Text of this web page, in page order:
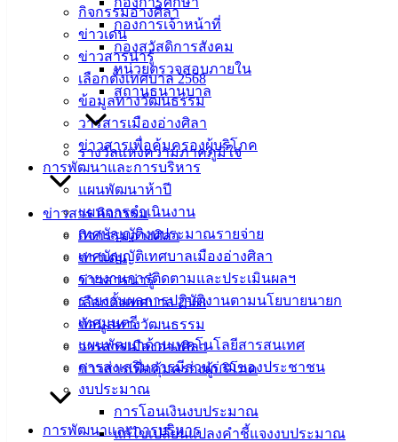
กิจกรรมอ่างศิลา
ข่าวเด่น
ข่าวสารน่ารู้
เลือกตั้งเทศบาล 2568
ข้อมูลทางวัฒนธรรม
วารสารเมืองอ่างศิลา
ข่าวสารเพื่อคุ้มครองผู้บริโภค
การพัฒนาและการบริหาร
แผนพัฒนาห้าปี
แผนการดำเนินงาน
เทศบัญญัติงบประมาณรายจ่าย
เทศบัญญัติเทศบาลเมืองอ่างศิลา
รายงานการติดตามและประเมินผลฯ
รายงานผลการปฏิบัติงานตามนโยบายนายก
เทศมนตรี
แผนพัฒนาด้านเทคโนโลยีสารสนเทศ
การส่งเสริมการมีส่วนร่วมของประชาชน
งบประมาณ
การโอนเงินงบประมาณ
แก้ไขเปลี่ยนแปลงคำชี้แจงงบประมาณ
กองการเจ้าหน้าที่
กองสวัสดิการสังคม
หน่วยตรวจสอบภายใน
สถานธนานุบาล
รางวัลแห่งความภาคภูมิใจ
ข่าวสาร กิจกรรม
กิจกรรมอ่างศิลา
ข่าวเด่น
ข่าวสารน่ารู้
เลือกตั้งเทศบาล 2568
ข้อมูลทางวัฒนธรรม
วารสารเมืองอ่างศิลา
ข่าวสารเพื่อคุ้มครองผู้บริโภค
การพัฒนาและการบริหาร
แห่เทียนพรรษา 2569
21 ก.ค. 2569 ผู้ชนะการเสนอราคา วัสดุก่อสร้าง 4 รายการ
(สำนักปลัดเทศบาล)
21 ก.ค. 2569 ผู้ชนะการเสนอราคา ซื้อวัสดุคอมพิวเตอร์ จำนวน
10 รายการ (กองการศึกษา)
21 ก.ค. 2569 ผู้ชนะการเสนอราคา วัสดุงานบ้านงานครัว จำนวน
11 รายการ (สำนักปลัดเทศบาล)
133
เทศบาล
เมืองอ่าง
สำนักงาน
เทศบาลเมือง
อ่างศิลา 90/338
ม.3 ต.เสม็ด